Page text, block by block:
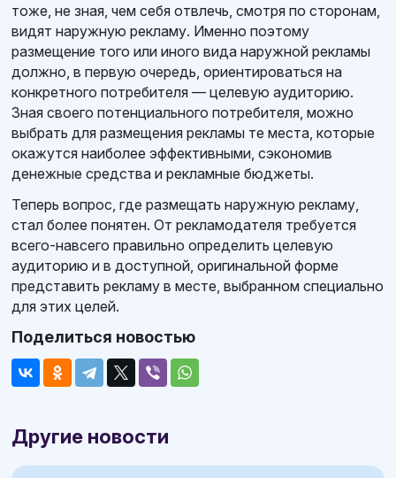
тоже, не зная, чем себя отвлечь, смотря по сторонам,
видят наружную рекламу. Именно поэтому
размещение того или иного вида наружной рекламы
должно, в первую очередь, ориентироваться на
конкретного потребителя — целевую аудиторию.
Зная своего потенциального потребителя, можно
выбрать для размещения рекламы те места, которые
окажутся наиболее эффективными, сэкономив
денежные средства и рекламные бюджеты.
Теперь вопрос, где размещать наружную рекламу,
стал более понятен. От рекламодателя требуется
всего-навсего правильно определить целевую
аудиторию и в доступной, оригинальной форме
представить рекламу в месте, выбранном специально
для этих целей.
Поделиться новостью
Другие новости